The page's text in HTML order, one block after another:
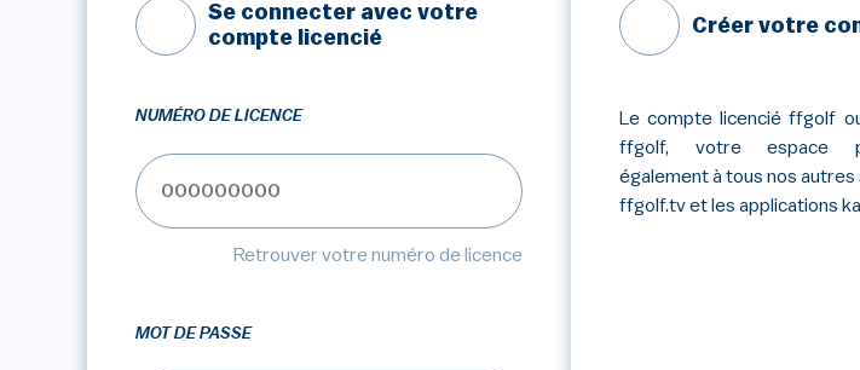
Se connecter avec votre
compte licencié
NUMÉRO DE LICENCE
Retrouver votre numéro de licence
MOT DE PASSE
Créer votre
Le compte licencié ffgolf
ffgolf, votre espace
également à tous nos autres
ffgolf.tv et les applications